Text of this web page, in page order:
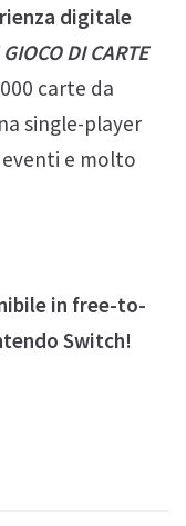
digitale
DI CARTE
carte da
single-player
e molto
in free-to-
Switch!